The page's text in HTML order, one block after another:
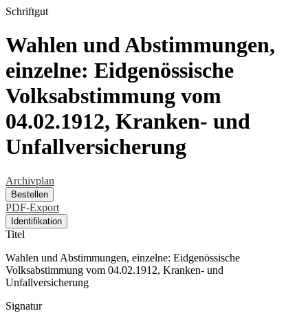
Schriftgut
Wahlen und Abstimmungen,
einzelne: Eidgenössische
Volksabstimmung vom
04.02.1912, Kranken- und
Unfallversicherung
Archivplan
Bestellen
PDF-Export
Identifikation
Titel
Wahlen und Abstimmungen, einzelne: Eidgenössische
Volksabstimmung vom 04.02.1912, Kranken- und
Unfallversicherung
Signatur